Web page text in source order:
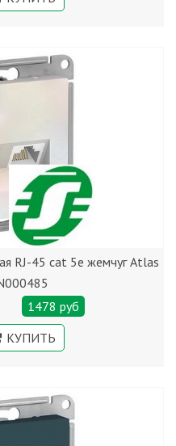
RJ-45 cat 5е жемчуг Atlas
1478 руб